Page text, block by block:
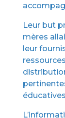
Leur but
mères
leur